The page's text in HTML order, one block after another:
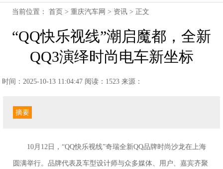
当前位置：首页 >重庆汽车网 > 资讯 > 正文
“QQ快乐视线”潮启魔都，全新
QQ3演绎时尚电车新坐标
时间：2025-10-13 11:04:47 阅读：1523 来源：
摘要
10月12日，“QQ快乐视线”奇瑞全新QQ品牌时尚沙龙在上海
圆满举行。品牌代表及车型设计师与众多媒体、用户、嘉宾齐聚